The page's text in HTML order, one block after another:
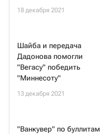
18 декабря 2021
Шайба и передача
Дадонова помогли
"Вегасу" победить
"Миннесоту"
13 декабря 2021
"Ванкувер" по буллитам